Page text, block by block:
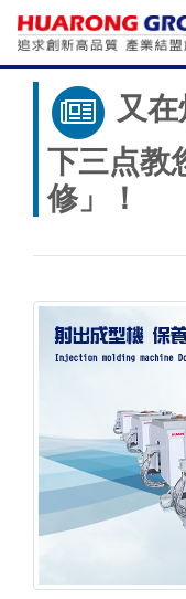
又
下三点教
修」！